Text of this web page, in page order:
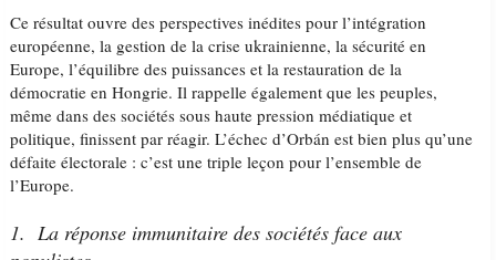
Ce résultat ouvre des perspectives inédites pour l’intégration
européenne, la gestion de la crise ukrainienne, la sécurité en
Europe, l’équilibre des puissances et la restauration de la
démocratie en Hongrie. Il rappelle également que les peuples,
même dans des sociétés sous haute pression médiatique et
politique, finissent par réagir. L’échec d’Orbán est bien plus qu’une
défaite électorale : c’est une triple leçon pour l’ensemble de
l’Europe.
1. La réponse immunitaire des sociétés face aux